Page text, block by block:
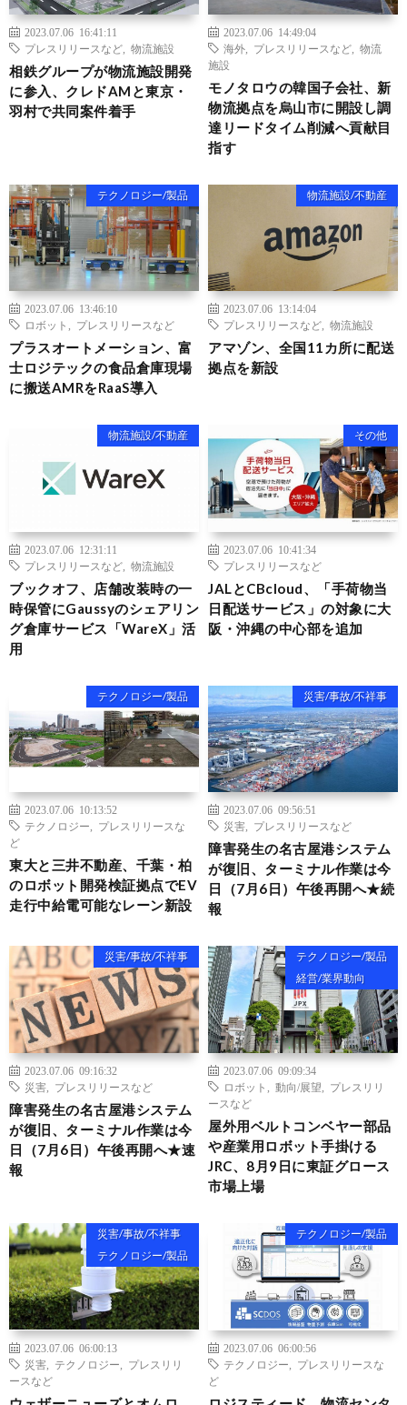
2023.07.06 16:41:11
プレスリリースなど
物流施設
相鉄グループが物流施設開発
に参入、クレドAMと東京・
羽村で共同案件着手
2023.07.06 14:49:04
海外
プレスリリースなど
物流
施設
モノタロウの韓国子会社、新
物流拠点を烏山市に開設し調
達リードタイム削減へ貢献目
指す
テクノロジー/製品
2023.07.06 13:46:10
ロボット
プレスリリースなど
プラスオートメーション、富
士ロジテックの食品倉庫現場
に搬送AMRをRaaS導入
物流施設/不動産
2023.07.06 13:14:04
プレスリリースなど
物流施設
アマゾン、全国11カ所に配送
拠点を新設
物流施設/不動産
2023.07.06 12:31:11
プレスリリースなど
物流施設
ブックオフ、店舗改装時の一
時保管にGaussyのシェアリン
グ倉庫サービス「WareX」活
用
その他
2023.07.06 10:41:34
プレスリリースなど
JALとCBcloud、「手荷物当
日配送サービス」の対象に大
阪・沖縄の中心部を追加
テクノロジー/製品
2023.07.06 10:13:52
テクノロジー
プレスリリースな
ど
東大と三井不動産、千葉・柏
のロボット開発検証拠点でEV
走行中給電可能なレーン新設
災害/事故/不祥事
2023.07.06 09:56:51
災害
プレスリリースなど
障害発生の名古屋港システム
が復旧、ターミナル作業は今
日（7月6日）午後再開へ★続
報
災害/事故/不祥事
2023.07.06 09:16:32
災害
プレスリリースなど
障害発生の名古屋港システム
が復旧、ターミナル作業は今
日（7月6日）午後再開へ★速
報
テクノロジー/製品
経営/業界動向
2023.07.06 09:09:34
ロボット
動向/展望
プレスリリ
ースなど
屋外用ベルトコンベヤー部品
や産業用ロボット手掛ける
JRC、8月9日に東証グロース
市場上場
災害/事故/不祥事
テクノロジー/製品
2023.07.06 06:00:13
災害
テクノロジー
プレスリリ
ースなど
テクノロジー/製品
2023.07.06 06:00:56
テクノロジー
プレスリリースな
ど